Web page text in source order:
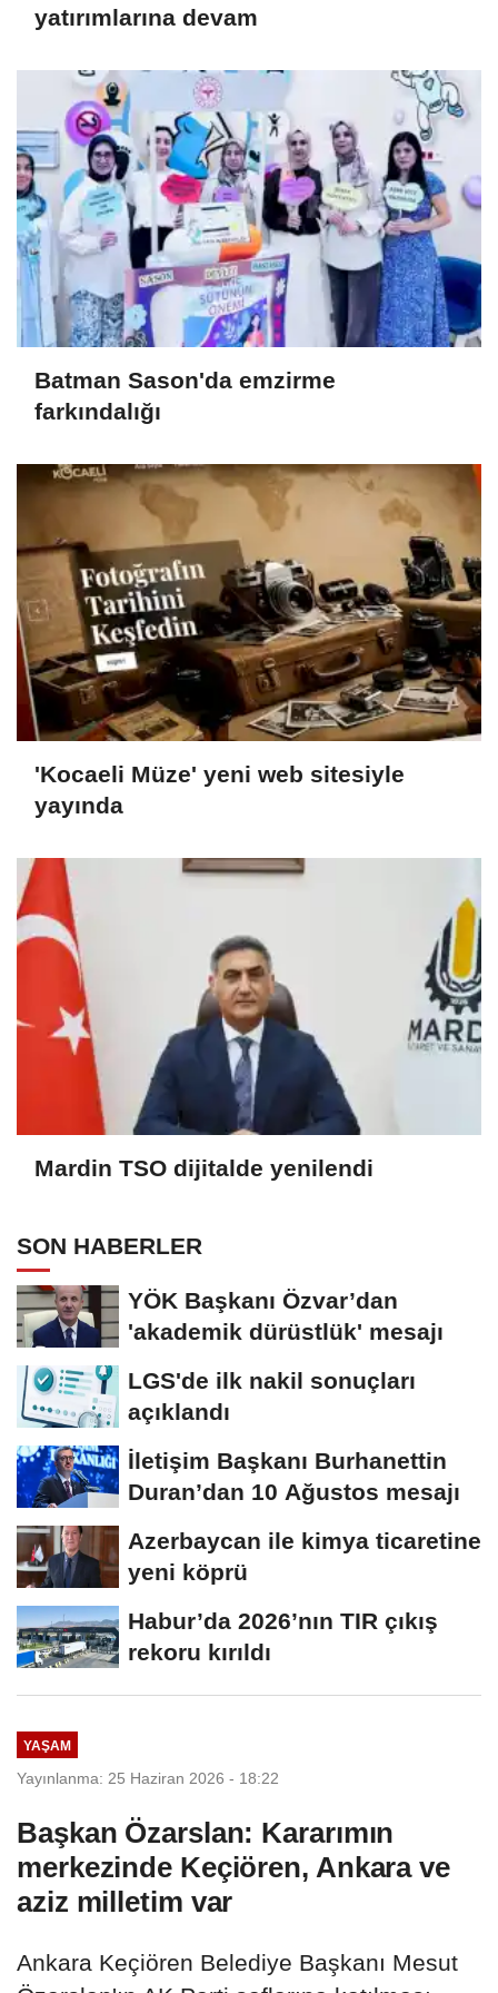
yatırımlarına devam
Batman Sason'da emzirme
farkındalığı
'Kocaeli Müze' yeni web sitesiyle
yayında
Mardin TSO dijitalde yenilendi
SON HABERLER
YÖK Başkanı Özvar’dan
'akademik dürüstlük' mesajı
LGS'de ilk nakil sonuçları
açıklandı
İletişim Başkanı Burhanettin
Duran’dan 10 Ağustos mesajı
Azerbaycan ile kimya ticaretine
yeni köprü
Habur’da 2026’nın TIR çıkış
rekoru kırıldı
YAŞAM
Yayınlanma: 25 Haziran 2026 - 18:22
Başkan Özarslan: Kararımın
merkezinde Keçiören, Ankara ve
aziz milletim var
Ankara Keçiören Belediye Başkanı Mesut